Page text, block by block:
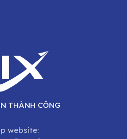
THÀNH CÔNG
website: